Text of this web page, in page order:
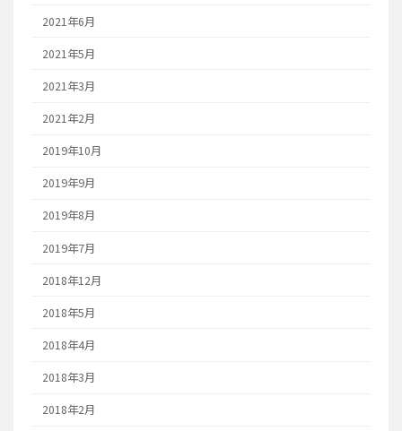
2021年6月
2021年5月
2021年3月
2021年2月
2019年10月
2019年9月
2019年8月
2019年7月
2018年12月
2018年5月
2018年4月
2018年3月
2018年2月